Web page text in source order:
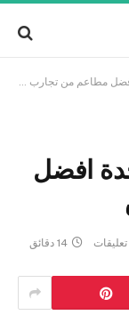
مطاعم من تجارب الناس
افضل
تعليقات 14 دقائق